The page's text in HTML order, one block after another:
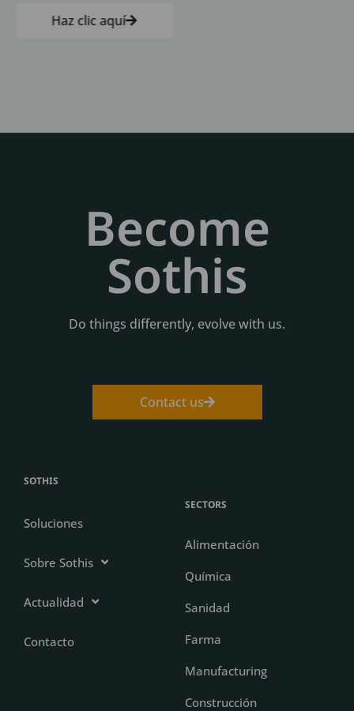
Haz clic aquí
Become
Sothis
Do things differently, evolve with us.
Contact us
SOTHIS
Soluciones
Sobre Sothis
Actualidad
Contacto
SECTORS
Alimentación
Química
Sanidad
Farma
Manufacturing
Construcción